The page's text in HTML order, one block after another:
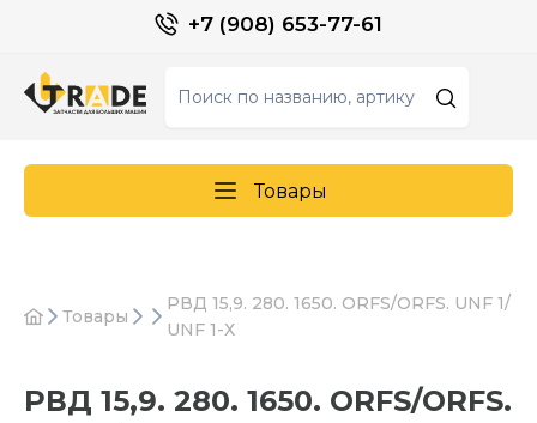
+7 (908) 653-77-61
Товары
Товары
РВД 15,9. 280. 1650. ORFS/ORFS. UNF 1/
UNF 1-Х
РВД 15,9. 280. 1650. ORFS/ORFS.